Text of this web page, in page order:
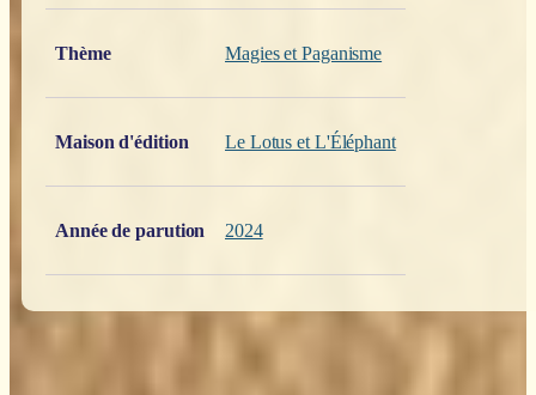
Thème
Magies et Paganisme
Maison d'édition Le Lotus et L'Éléphant
Année de parution 2024